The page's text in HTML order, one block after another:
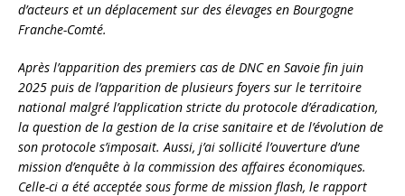
d’acteurs et un déplacement sur des élevages en Bourgogne
Franche-Comté.
Après l’apparition des premiers cas de DNC en Savoie fin juin
2025 puis de l’apparition de plusieurs foyers sur le territoire
national malgré l’application stricte du protocole d’éradication,
la question de la gestion de la crise sanitaire et de l’évolution de
son protocole s’imposait. Aussi, j’ai sollicité l’ouverture d’une
mission d’enquête à la commission des affaires économiques.
Celle-ci a été acceptée sous forme de mission flash, le rapport